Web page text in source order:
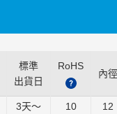
標準
出貨日
RoHS
內徑
3天～ 10
12